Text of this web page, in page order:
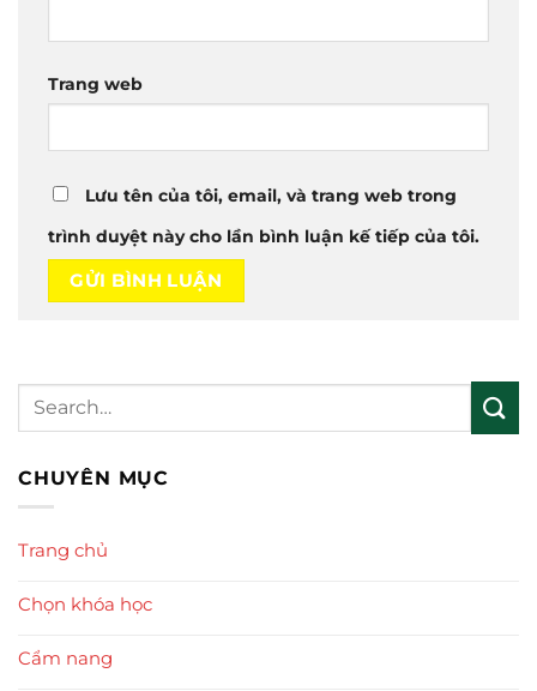
Trang web
Lưu tên của tôi, email, và trang web trong
trình duyệt này cho lần bình luận kế tiếp của tôi.
CHUYÊN MỤC
Trang chủ
Chọn khóa học
Cẩm nang